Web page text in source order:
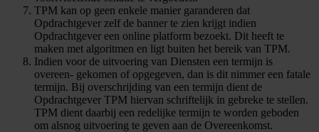
TPM kan op geen enkele manier garanderen dat
Opdrachtgever zelf de banner te zien krijgt indien
Opdrachtgever een online platform bezoekt. Dit heeft te
maken met algoritmen en ligt buiten het bereik van TPM.
Indien voor de uitvoering van Diensten een termijn is
overeen- gekomen of opgegeven, dan is dit nimmer een fatale
termijn. Bij overschrijding van een termijn dient de
Opdrachtgever TPM hiervan schriftelijk in gebreke te stellen.
TPM dient daarbij een redelijke termijn te worden geboden
om alsnog uitvoering te geven aan de Overeenkomst.